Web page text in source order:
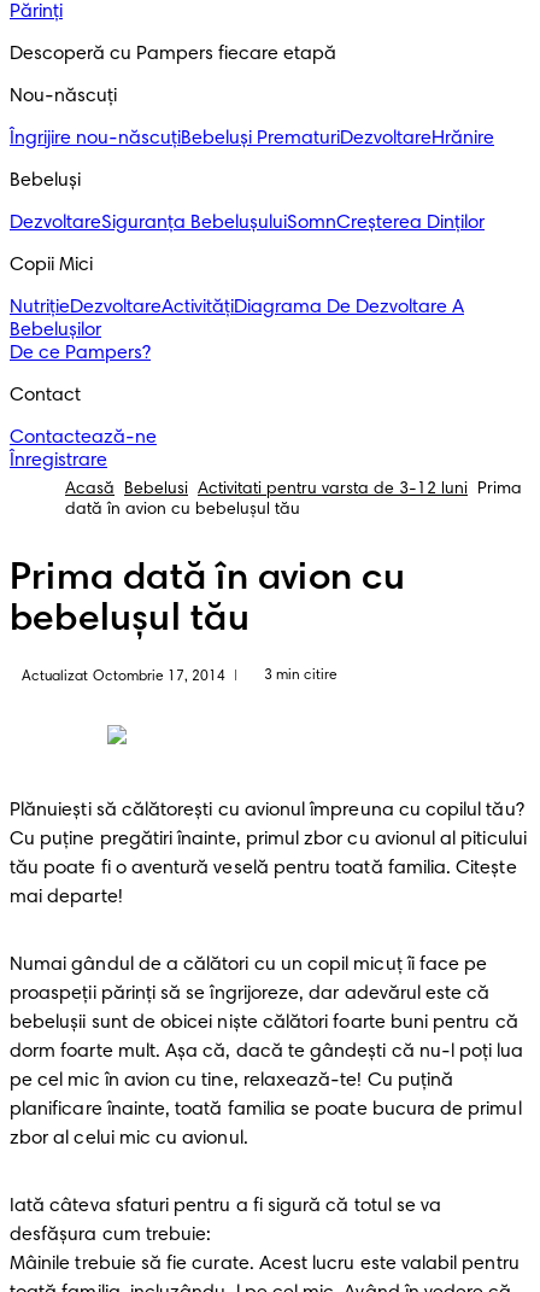
Părinți
Descoperă cu Pampers fiecare etapă
Nou-născuți
Îngrijire nou-născuțiBebeluși PrematuriDezvoltareHrănire
Bebeluși
DezvoltareSiguranța BebelușuluiSomnCreșterea Dinților
Copii Mici
NutrițieDezvoltareActivitățiDiagrama De Dezvoltare A
Bebelușilor
De ce Pampers?
Contact
Contactează-ne
Înregistrare
Acasă Bebelusi Activitati pentru varsta de 3-12 luni
Prima
dată în avion cu bebeluşul tău
Prima dată în avion cu
bebeluşul tău
Actualizat Octombrie 17, 2014 3 min citire
Plănuiești să călătorești cu avionul împreuna cu copilul tău?
Cu puține pregătiri înainte, primul zbor cu avionul al piticului
tău poate fi o aventură veselă pentru toată familia. Citește
mai departe!
Numai gândul de a călători cu un copil micuț îi face pe
proaspeții părinți să se îngrijoreze, dar adevărul este că
bebeluşii sunt de obicei niște călători foarte buni pentru că
dorm foarte mult. Așa că, dacă te gândești că nu-l poți lua
pe cel mic în avion cu tine, relaxează-te! Cu puțină
planificare înainte, toată familia se poate bucura de primul
zbor al celui mic cu avionul.
Iată câteva sfaturi pentru a fi sigură că totul se va
desfășura cum trebuie:
Mâinile trebuie să fie curate. Acest lucru este valabil pentru